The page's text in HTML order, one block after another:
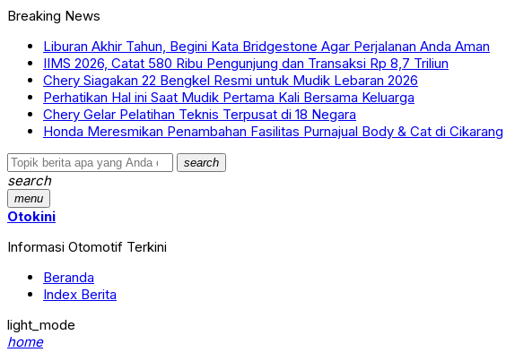
Breaking News
Liburan Akhir Tahun, Begini Kata Bridgestone Agar Perjalanan Anda Aman
IIMS 2026, Catat 580 Ribu Pengunjung dan Transaksi Rp 8,7 Triliun
Chery Siagakan 22 Bengkel Resmi untuk Mudik Lebaran 2026
Perhatikan Hal ini Saat Mudik Pertama Kali Bersama Keluarga
Chery Gelar Pelatihan Teknis Terpusat di 18 Negara
Honda Meresmikan Penambahan Fasilitas Purnajual Body & Cat di Cikarang
search
search
menu
Otokini
Informasi Otomotif Terkini
Beranda
Index Berita
light_mode
home